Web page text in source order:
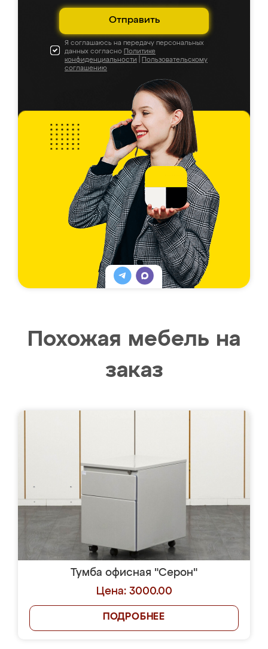
Отправить
Я соглашаюсь на передачу персональных
данных согласно Политике
конфиденциальности
Пользовательскому
соглашению
Похожая мебель на
заказ
Тумба офисная "Серон"
Цена: 3000.00
ПОДРОБНЕЕ